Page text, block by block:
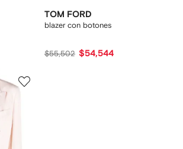
TOM FORD
blazer con botones
$55,502 $54,544